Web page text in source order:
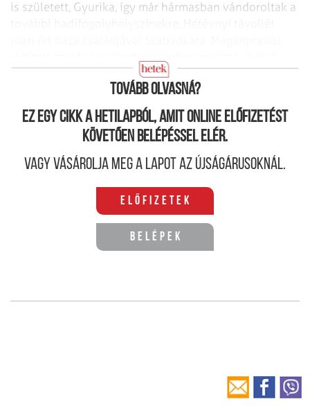
is született, Gyurika, így már hármasban vándoroltak a
világháborús tapasztalatait.
Tovább olvasná?
Ez egy cikk a hetilapból, amit online előfizetést
követően belépéssel elér.
Vagy vásárolja meg a lapot az újságárusoknál.
Előfizetek
Belépek